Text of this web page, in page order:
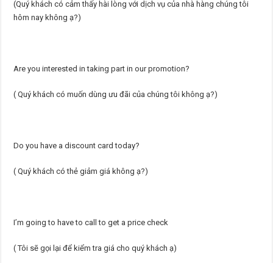
(Quý khách có cảm thấy hài lòng với dịch vụ của nhà hàng chúng tôi
hôm nay không ạ?)
Are you interested in taking part in our promotion?
( Quý khách có muốn dùng ưu đãi của chúng tôi không ạ?)
Do you have a discount card today?
( Quý khách có thẻ giảm giá không ạ?)
I’m going to have to call to get a price check
( Tôi sẽ gọi lại để kiểm tra giá cho quý khách ạ)